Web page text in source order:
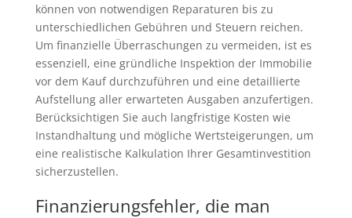
können von notwendigen Reparaturen bis zu
unterschiedlichen Gebühren und Steuern reichen.
Um finanzielle Überraschungen zu vermeiden, ist es
essenziell, eine gründliche Inspektion der Immobilie
vor dem Kauf durchzuführen und eine detaillierte
Aufstellung aller erwarteten Ausgaben anzufertigen.
Berücksichtigen Sie auch langfristige Kosten wie
Instandhaltung und mögliche Wertsteigerungen, um
eine realistische Kalkulation Ihrer Gesamtinvestition
sicherzustellen.
Finanzierungsfehler, die man